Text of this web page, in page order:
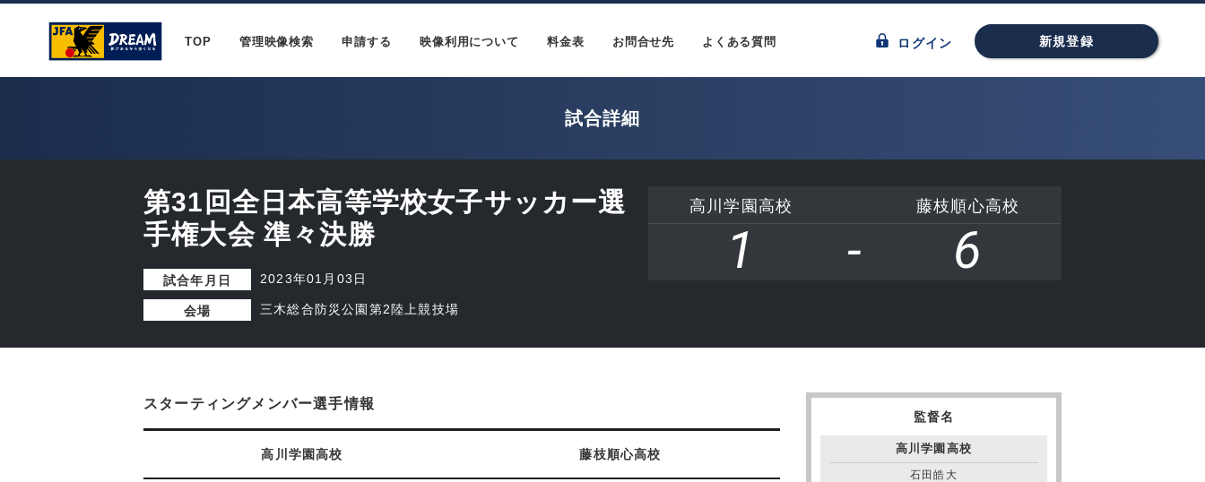
TOP 管理映像検索 申請する 映像利用について 料金表 お問合せ先 よくある質問 ログイン 新規登録
試合詳細
第31回全日本高等学校女子サッカー選
手権大会 準々決勝
試合年月日 2023年01月03日
会場 三木総合防災公園第2陸上競技場
高川学園高校 藤枝順心高校
1 - 6
スターティングメンバー選手情報
高川学園高校 藤枝順心高校
監督名
高川学園高校
石田皓大